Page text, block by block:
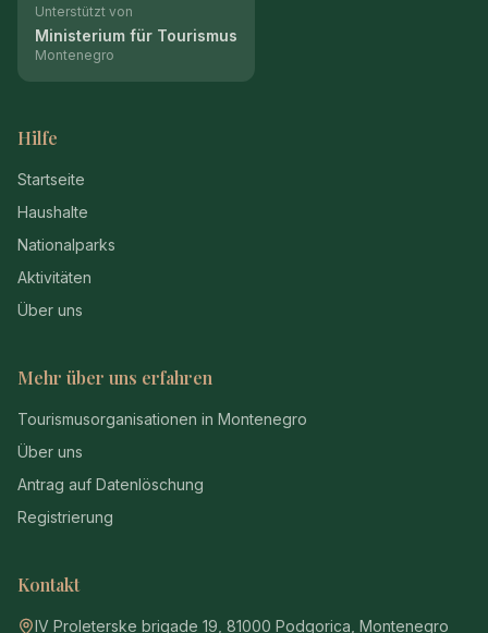
Unterstützt von
Ministerium für Tourismus
Montenegro
Hilfe
Startseite
Haushalte
Nationalparks
Aktivitäten
Über uns
Mehr über uns erfahren
Tourismusorganisationen in Montenegro
Über uns
Antrag auf Datenlöschung
Registrierung
Kontakt
IV Proleterske brigade 19, 81000 Podgorica, Montenegro